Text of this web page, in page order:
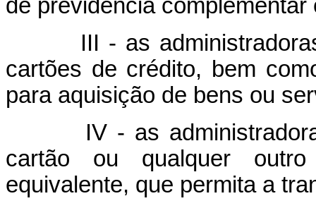
de previdência
III - as administradoras
cartões de crédito, bem
para aquisição de bens ou
IV - as administradoras
cartão ou qualquer
equivalente, que permita a